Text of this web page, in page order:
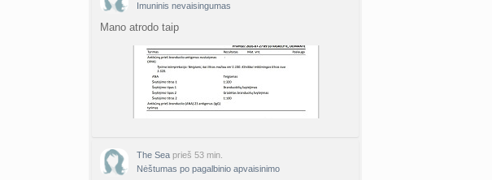
Imuninis nevaisingumas
Mano atrodo taip
The Sea prieš 53 min.
Nėštumas po pagalbinio apvaisinimo